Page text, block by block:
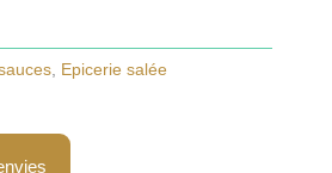
, Epicerie salée